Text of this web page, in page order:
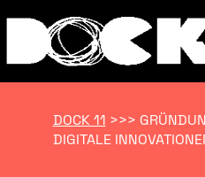
DOCK 11 >>>
DIGITALE